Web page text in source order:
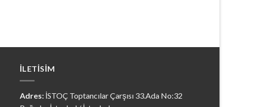
İLETISIM
Adres: İSTOÇ Toptancılar Çarşısı 33.Ada No:32